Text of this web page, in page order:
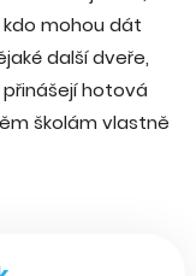
mohou dát
další dveře,
hotová
školám vlastně